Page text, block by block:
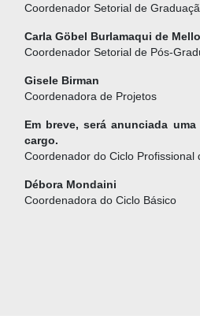
Coordenador Setorial de
Carla Göbel Burlamaqui de Mello
Coordenador Setorial de Pós-
Gisele Birman
Coordenadora de Projetos
Em breve, será anunciada
cargo.
Coordenador do Ciclo Profissional
Débora Mondaini
Coordenadora do Ciclo Básico